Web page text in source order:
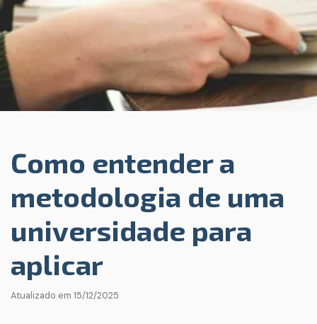
Como entender a
metodologia de uma
universidade para
aplicar
Atualizado em 15/12/2025